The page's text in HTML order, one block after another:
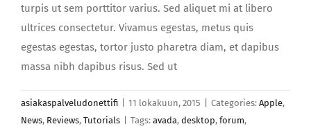
turpis ut sem porttitor varius. Sed aliquet mi at libero
ultrices consectetur. Vivamus egestas, metus quis
egestas egestas, tortor justo pharetra diam, et dapibus
massa nibh dapibus risus. Sed ut
asiakaspalveludonettifi 11 lokakuun, 2015 Categories: Apple,
News, Reviews, Tutorials Tags: avada, desktop, forum,